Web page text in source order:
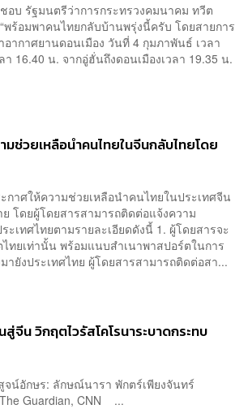
บ รัฐมนตรีว่าการกระทรวงคมนาคม ทวีต
พร้อมพาคนไทยกลับบ้านพรุ่งนี้ครับ โดยสายการ
อากาศยานดอนเมือง วันที่ 4 กุมภาพันธ์ เวลา
16.40 น. จากอู่ฮั่นถึงดอนเมืองเวลา 19.35 น.
มช่วยเหลือนำคนไทยในจีนกลับไทยโดย
กาศให้ความช่วยเหลือนำคนไทยในประเทศจีน
โดยผู้โดยสารสามารถติดต่อแจ้งความ
ะเทศไทยตามรายละเอียดดังนี้ 1. ผู้โดยสารจะ
ทยเท่านั้น พร้อมแนบสำเนาพาสปอร์ตในการ
ายังประเทศไทย ผู้โดยสารสามารถติดต่อสา...
จีน วิกฤตไวรัสโคโรนาระบาดกระทบ
อักษร: ลักษณ์นารา พักตร์เพียงจันทร์
The Guardian, CNN ...